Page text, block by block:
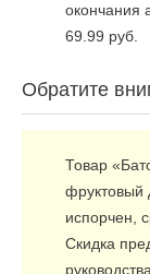
окончания
69.99 руб.
Обратите
Товар
фруктовый
испорчен,
Скидка